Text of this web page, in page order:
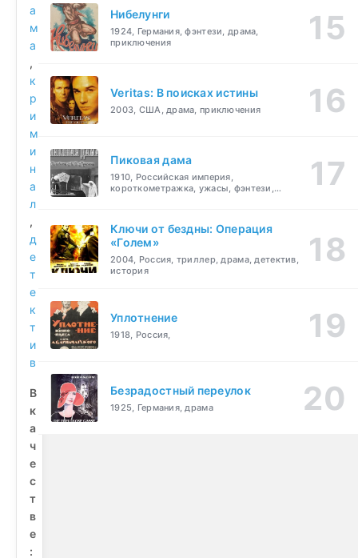
а
м
а
,
к
р
и
м
и
н
а
л
,
д
е
т
е
к
т
и
в
В
к
а
ч
е
с
т
в
е
:
Нибелунги
1924, Германия, фэнтези, драма,
приключения
Veritas: В поисках истины
2003, США, драма, приключения
Пиковая дама
1910, Российская империя,
короткометражка, ужасы, фэнтези,
Ключи от бездны: Операция
«Голем»
2004, Россия, триллер, драма, детектив,
история
Уплотнение
1918, Россия,
Безрадостный переулок
1925, Германия, драма